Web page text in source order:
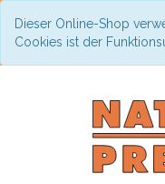
Dieser Online-Shop
Cookies ist der